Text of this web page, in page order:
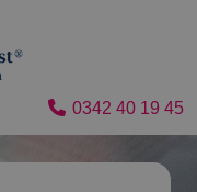
0342 40 19 45